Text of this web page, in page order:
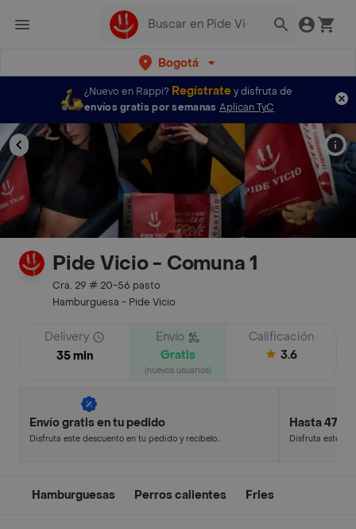
Bogotá
¿Nuevo en Rappi? Regístratey disfruta de
envíos gratis por semanas Aplican TyC
Pide Vicio - Comuna 1
Cra. 29 # 20-56 pasto
Hamburguesa - Pide Vicio
Delivery
35 min
Envío
Gratis
(nuevos usuarios)
Calificación
3.6
Envío gratis en tu pedido
Disfruta este descuento en tu pedido y recíbelo
Hasta 47%
Disfruta este
Hamburguesas Perros calientes Fries